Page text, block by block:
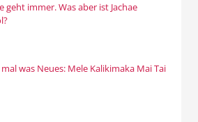
geht immer. Was aber ist Jachae
was Neues: Mele Kalikimaka Mai Tai